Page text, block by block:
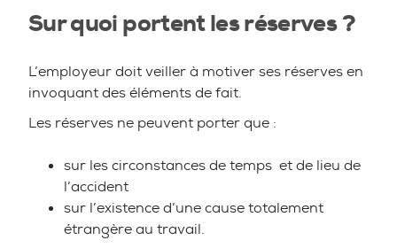
Sur quoi portent les réserves ?
L’employeur doit veiller à motiver ses réserves en
invoquantdes éléments de fait.
Les réserves ne peuvent porter que :
sur les circonstances de temps et de lieu de
l’accident
sur l’existence d’une cause totalement
étrangère au travail.